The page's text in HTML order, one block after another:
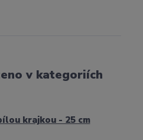
v kategoriích
krajkou - 25 cm